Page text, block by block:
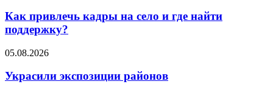
Как привлечь кадры на село и где найти
поддержку?
05.08.2026
Украсили экспозиции районов